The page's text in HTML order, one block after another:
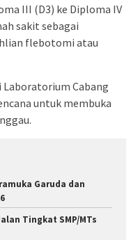
III (D3) ke Diploma IV
sakit sebagai
flebotomi atau
Cabang
untuk membuka
Garuda dan
Tingkat SMP/MTs